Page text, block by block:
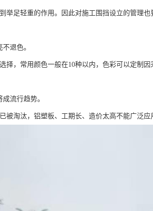
举足轻重的作用。因此对施工围挡设立的管理也
不退色。
择，常用颜色一般在10种以内，色彩可以定制
成流行趋势。
被淘汰，铝塑板、工期长、造价太高不能广泛